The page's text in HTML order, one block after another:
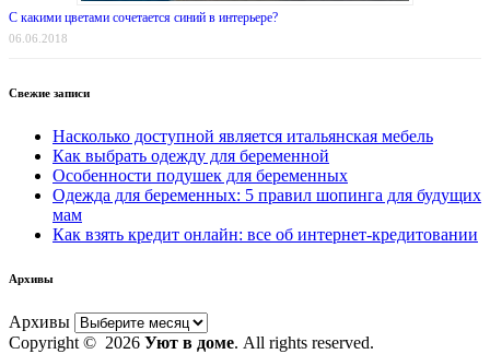
С какими цветами сочетается синий в интерьере?
06.06.2018
Свежие записи
Насколько доступной является итальянская мебель
Как выбрать одежду для беременной
Особенности подушек для беременных
Одежда для беременных: 5 правил шопинга для будущих
мам
Как взять кредит онлайн: все об интернет-кредитовании
Архивы
Архивы
Copyright © 2026 Уют в доме. All rights reserved.